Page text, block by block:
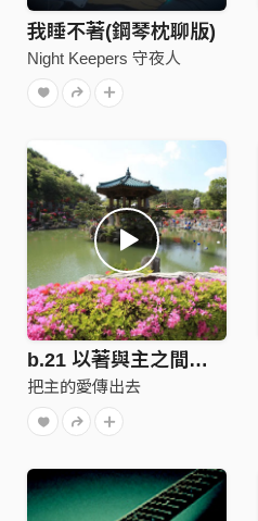
我睡不著(鋼琴枕聊版)
Night Keepers 守夜人
b.21 以著與主之間的愛
把主的愛傳出去